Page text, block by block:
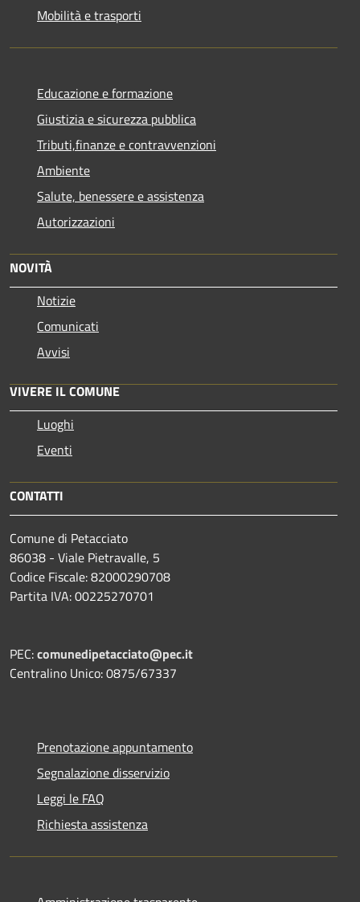
Mobilità e trasporti
Educazione e formazione
Giustizia e sicurezza pubblica
Tributi,finanze e contravvenzioni
Ambiente
Salute, benessere e assistenza
Autorizzazioni
NOVITÀ
Notizie
Comunicati
Avvisi
VIVERE IL COMUNE
Luoghi
Eventi
CONTATTI
Comune di Petacciato
86038 - Viale Pietravalle, 5
Codice Fiscale: 82000290708
Partita IVA: 00225270701
PEC:comunedipetacciato@pec.it
Centralino Unico: 0875/67337
Prenotazione appuntamento
Segnalazione disservizio
Leggi le FAQ
Richiesta assistenza